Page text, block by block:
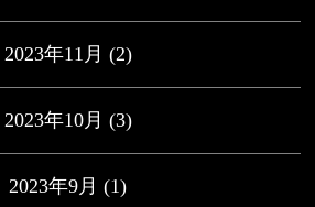
2023年11月 (2)
2023年10月 (3)
2023年9月 (1)